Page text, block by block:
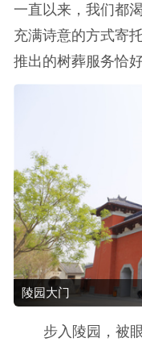
一直以来，我们都
充满诗意的方式寄
推出的树葬服务恰
陵园大门
步入陵园，被